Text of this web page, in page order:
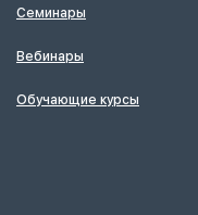
Семинары
Вебинары
Обучающие курсы